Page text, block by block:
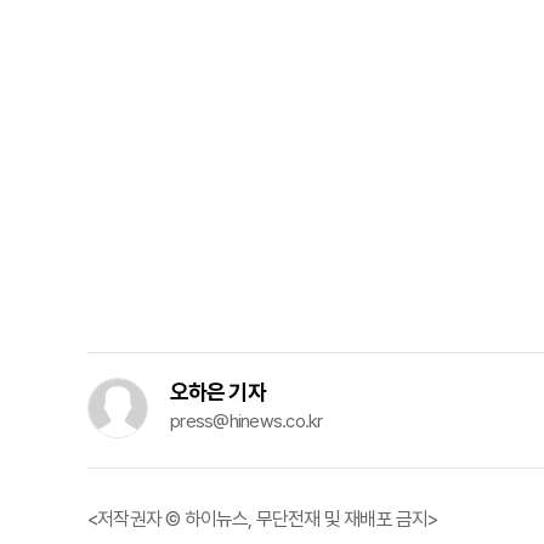
오하은 기자
press@hinews.co.kr
<저작권자 © 하이뉴스, 무단전재 및 재배포 금지>